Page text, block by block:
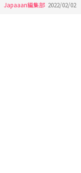
Japaaan編集部 2022/02/02